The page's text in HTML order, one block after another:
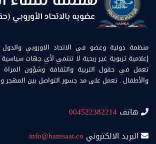
منظمة دولية وعضو في الاتحاد الاوروبي والدول
إعلامية تربوية غير ربحية لا تنتمي لأي جهات سياسية
تعمل في حقول التربية والثقافة وشؤون المراة
والأطفال . تعمل على مد جسور التواصل بين المهجر
هاتف 004522382214
البريد الالكتروني info@hamsaat.co